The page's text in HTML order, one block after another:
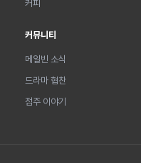
커피
커뮤니티
메일빈 소식
드라마 협찬
점주 이야기